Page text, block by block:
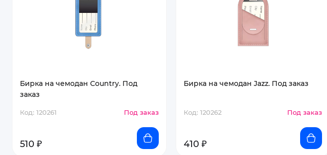
Бирка на чемодан Country. Под
заказ
Код: 120261 Под заказ
510 ₽
Бирка на чемодан Jazz. Под заказ
Код: 120262 Под заказ
410 ₽